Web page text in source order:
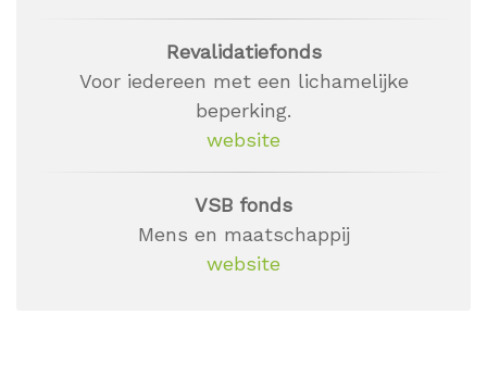
Revalidatiefonds
Voor iedereen met een lichamelijke
beperking.
website
VSB fonds
Mens en maatschappij
website